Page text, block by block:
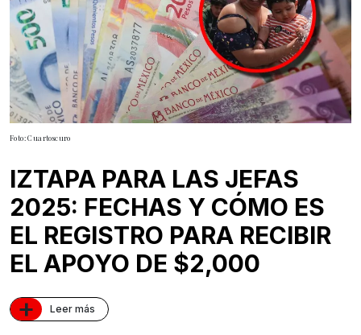
Foto: Cuartoscuro
IZTAPA PARA LAS JEFAS
2025: FECHAS Y CÓMO ES
EL REGISTRO PARA RECIBIR
EL APOYO DE $2,000
+ Leer más